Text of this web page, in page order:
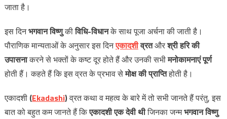
जाता है।
इस दिनभगवान विष्णुकीविधि-विधानके साथ पूजा अर्चना की जाती है।
पौराणिक मान्यताओं के अनुसार इस दिनएकादशीव्रतऔरश्री हरि की
उपासनाकरने से भक्तों के कष्ट दूर होते हैं और उनकी सभीमनोकामनाएं पूर्ण
होती हैं। कहते हैं कि इस व्रत के प्रभाव सेमोक्ष की प्राप्तिहोती है।
एकादशी (Ekadashi)व्रत कथा व महत्व के बारे में तो सभी जानते हैं परंतु, इस
बात को बहुत कम जानते हैं किएकादशी एक देवी थीजिनका जन्मभगवान विष्णु